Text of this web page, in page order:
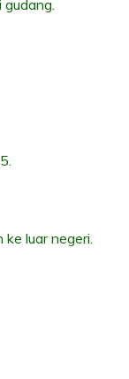
luar negeri.